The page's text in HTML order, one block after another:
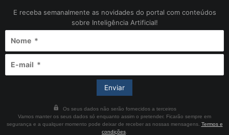
E receba semanalmente as novidades do portal com conteúdos
sobre Inteligência Artificial!
Os seus dados não serão fornecidos a terceiros
Vamos manter os seus dados só enquanto assim o pretender. Ficarão sempre em
segurança e a qualquer momento pode deixar de receber as nossas mensagens. Termos e
condições